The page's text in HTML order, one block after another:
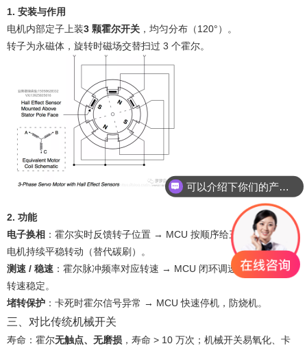
1. 安装与作用
电机内部定子上装3 颗霍尔开关 ，均匀分布（120°）。
转子为永磁体，旋转时磁场交替扫过 3 个霍尔。
2. 功能
电子换相 ：霍尔实时反馈转子位置 → MCU 按顺序给三相绕组通电 →
电机持续平稳转动（替代碳刷）。
测速 / 稳速 ：霍尔脉冲频率对应转速 → MCU 闭环调速，负载变化时
转速稳定。
堵转保护 ：卡死时霍尔信号异常 → MCU 快速停机，防烧机。
三、对比传统机械开关
寿命：霍尔无触点、无磨损 ，寿命 > 10 万次；机械开关易氧化、卡
可以介绍下你们的产品么？